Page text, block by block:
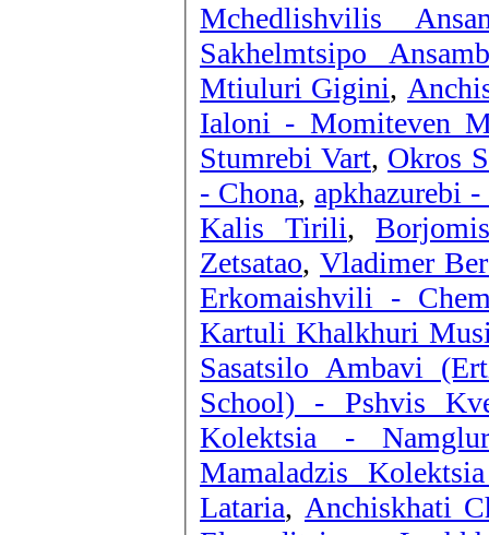
Mchedlishvilis
Sakhelmtsipo
Mtiuluri Gigini,
Ialoni - Momiteven
Stumrebi Vart, Okros
- Chona, apkhazurebi -
Kalis Tirili,
Zetsatao, Vladimer
Erkomaishvili -
Kartuli Khalkhuri
Sasatsilo Ambavi
School) - Pshvis
Kolektsia -
Mamaladzis
Lataria, Anchiskhati